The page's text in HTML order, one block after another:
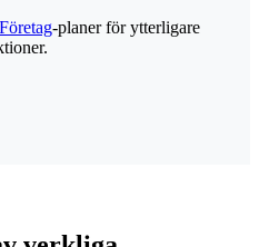
Företag-planer för ytterligare